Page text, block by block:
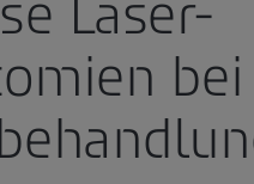
Laser-